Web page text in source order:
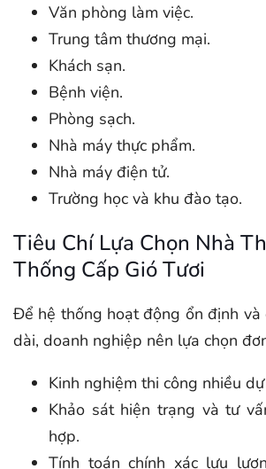
Văn phòng làm việc.
Trung tâm thương mại.
Khách sạn.
Bệnh viện.
Phòng sạch.
Nhà máy thực phẩm.
Nhà máy điện tử.
Trường học và khu đào tạo.
Tiêu Chí Lựa Chọn Nhà
Thống Cấp Gió Tươi
Để hệ thống hoạt động ổn định và
dài, doanh nghiệp nên lựa chọn
Kinh nghiệm thi công nhiều
Khảo sát hiện trạng và tư
hợp.
Tính toán chính xác lưu